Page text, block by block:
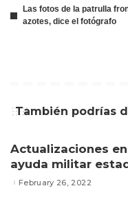
Las fotos de la patrulla
azotes, dice el fotógrafo
También podrías
Actualizaciones
ayuda militar
February 26, 2022